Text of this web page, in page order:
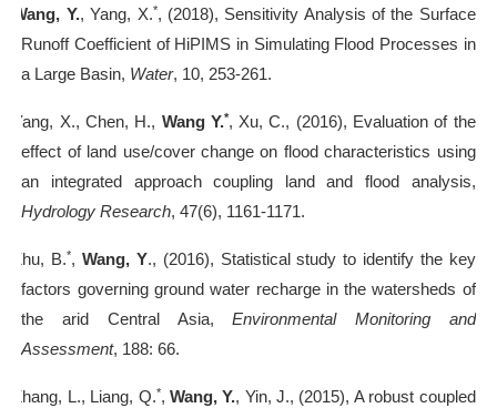
Wang, Y., Yang, X.*, (2018), Sensitivity Analysis of the Surface
Runoff Coefficient of HiPIMS in Simulating Flood Processes in
a Large Basin, Water, 10, 253-261.
Yang, X., Chen, H., Wang Y.*, Xu, C., (2016), Evaluation of the
effect of land use/cover change on flood characteristics using
an integrated approach coupling land and flood analysis,
Hydrology Research, 47(6), 1161-1171.
Zhu, B.*,Wang, Y., (2016), Statistical study to identify the key
factors governing ground water recharge in the watersheds of
the arid Central Asia,Environmental Monitoring and
Assessment, 188: 66.
Zhang, L., Liang, Q.*, Wang, Y., Yin, J., (2015), A robust coupled